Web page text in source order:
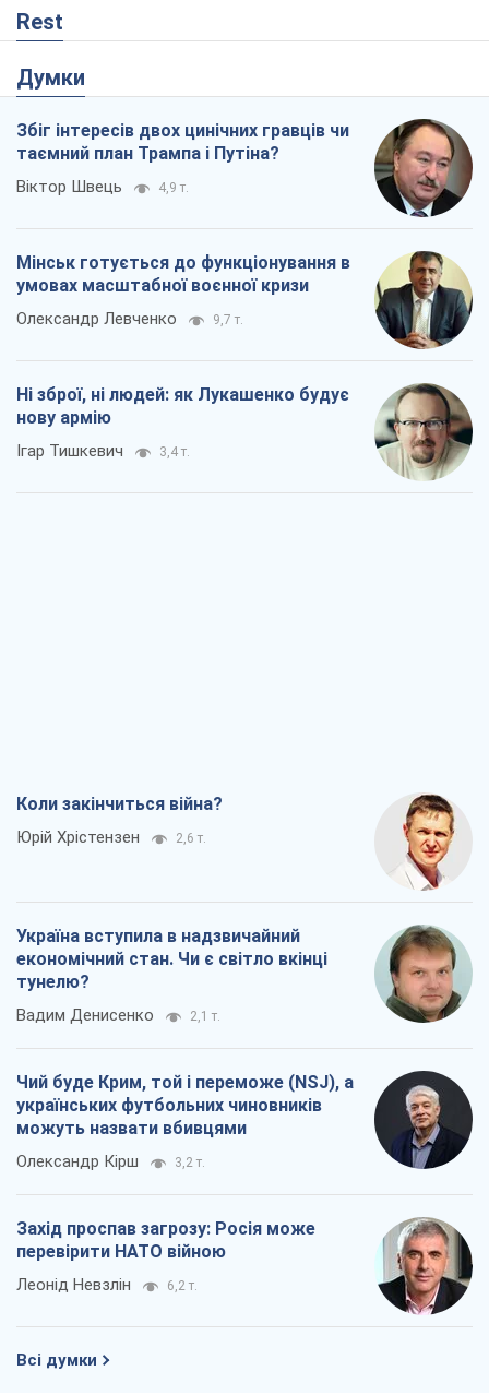
Rest
Думки
Збіг інтересів двох цинічних гравців чи
таємний план Трампа і Путіна?
Віктор Швець 4,9 т.
Мінськ готується до функціонування в
умовах масштабної воєнної кризи
Олександр Левченко 9,7 т.
Ні зброї, ні людей: як Лукашенко будує
нову армію
Ігар Тишкевич 3,4 т.
Коли закінчиться війна?
Юрій Хрістензен 2,6 т.
Україна вступила в надзвичайний
економічний стан. Чи є світло вкінці
тунелю?
Вадим Денисенко 2,1 т.
Чий буде Крим, той і переможе (NSJ), а
українських футбольних чиновників
можуть назвати вбивцями
Олександр Кірш 3,2 т.
Захід проспав загрозу: Росія може
перевірити НАТО війною
Леонід Невзлін 6,2 т.
Всі думки